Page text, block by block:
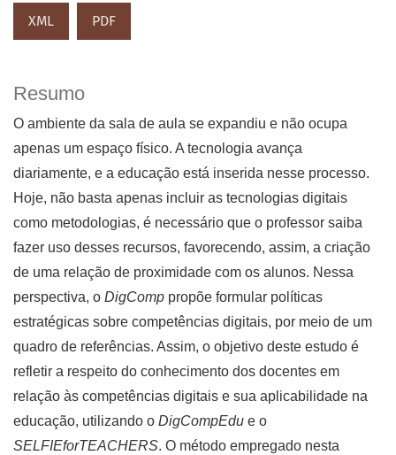
XML PDF
Resumo
O ambiente da sala de aula se expandiu e não ocupa
apenas um espaço físico. A tecnologia avança
diariamente, e a educação está inserida nesse processo.
Hoje, não basta apenas incluir as tecnologias digitais
como metodologias, é necessário que o professor saiba
fazer uso desses recursos, favorecendo, assim, a criação
de uma relação de proximidade com os alunos. Nessa
perspectiva, o DigComp propõe formular políticas
estratégicas sobre competências digitais, por meio de um
quadro de referências. Assim, o objetivo deste estudo é
refletir a respeito do conhecimento dos docentes em
relação às competências digitais e sua aplicabilidade na
educação, utilizando o DigCompEdu e o
SELFIEforTEACHERS. O método empregado nesta